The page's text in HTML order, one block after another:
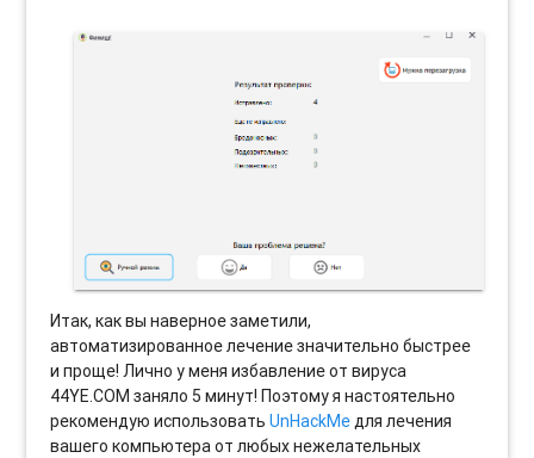
Итак, как вы наверное заметили,
автоматизированное лечение значительно быстрее
и проще! Лично у меня избавление от вируса
44YE.COM заняло 5 минут! Поэтому я настоятельно
рекомендую использоватьUnHackMeдля лечения
вашего компьютера от любых нежелательных